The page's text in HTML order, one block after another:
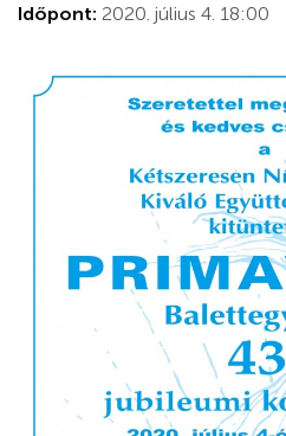
Időpont: 2020. július 4. 18:00